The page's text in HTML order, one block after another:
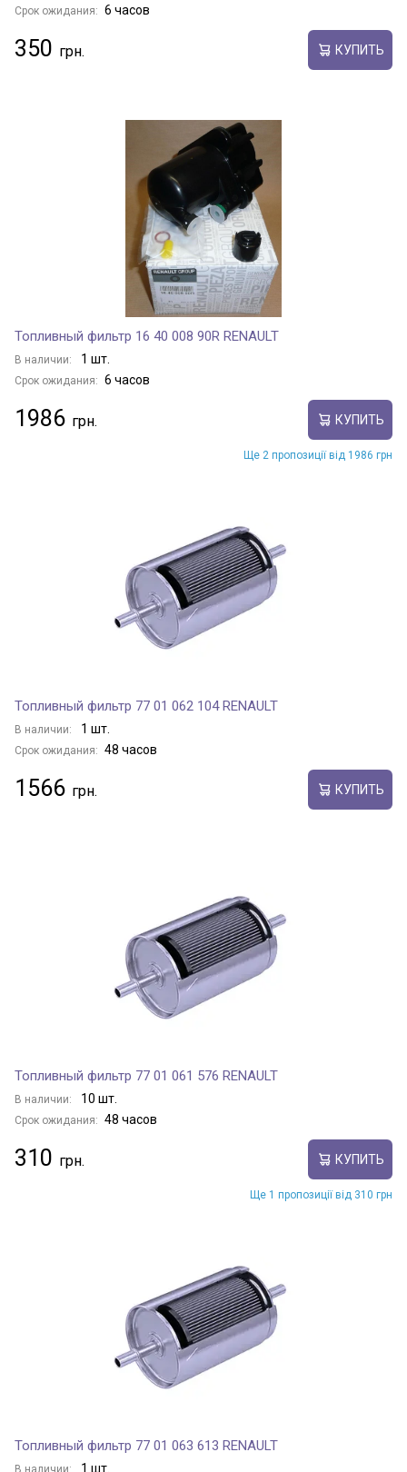
Срок ожидания: 6 часов
350 КУПИТЬ
Топливный фильтр 16 40 008 90R RENAULT
В наличии: 1 шт.
Срок ожидания: 6 часов
1986 КУПИТЬ
Ще 2 пропозиції від 1986 грн
Топливный фильтр 77 01 062 104 RENAULT
В наличии: 1 шт.
Срок ожидания: 48 часов
1566 КУПИТЬ
Топливный фильтр 77 01 061 576 RENAULT
В наличии: 10 шт.
Срок ожидания: 48 часов
310 КУПИТЬ
Ще 1 пропозиції від 310 грн
Топливный фильтр 77 01 063 613 RENAULT
В наличии: 1 шт.